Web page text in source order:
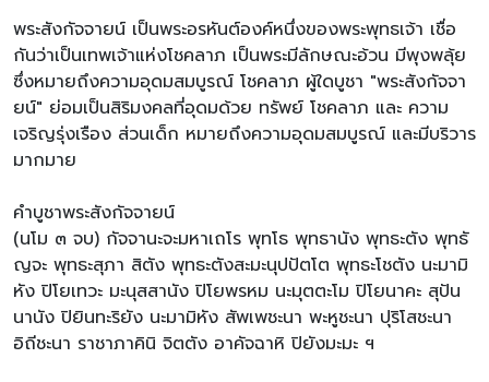
พระสังกัจจายน์ เป็นพระอรหันต์องค์หนึ่งของพระพุทธเจ้า เชื่อ
กันว่าเป็นเทพเจ้าแห่งโชคลาภ เป็นพระมีลักษณะอ้วน มีพุงพลุ้ย
ซึ่งหมายถึงความอุดมสมบูรณ์ โชคลาภ ผู้ใดบูชา "พระสังกัจจา
ยน์" ย่อมเป็นสิริมงคลที่อุดมด้วย ทรัพย์ โชคลาภ และ ความ
เจริญรุ่งเรือง ส่วนเด็ก หมายถึงความอุดมสมบูรณ์ และมีบริวาร
มากมาย
คำบูชาพระสังกัจจายน์
(นโม ๓ จบ) กัจจานะจะมหาเถโร พุทโธ พุทธานัง พุทธะตัง พุทธั
ญจะ พุทธะสุภา สิตัง พุทธะตังสะมะนุปปัตโต พุทธะโชตัง นะมามิ
หัง ปิโยเทวะ มะนุสสานัง ปิโยพรหม นะมุตตะโม ปิโยนาคะ สุปัน
นานัง ปิยินทะริยัง นะมามิหัง สัพเพชะนา พะหูชะนา ปุริโสชะนา
อิถีชะนา ราชาภาคินิ จิตตัง อาคัจฉาหิ ปิยังมะมะ ฯ